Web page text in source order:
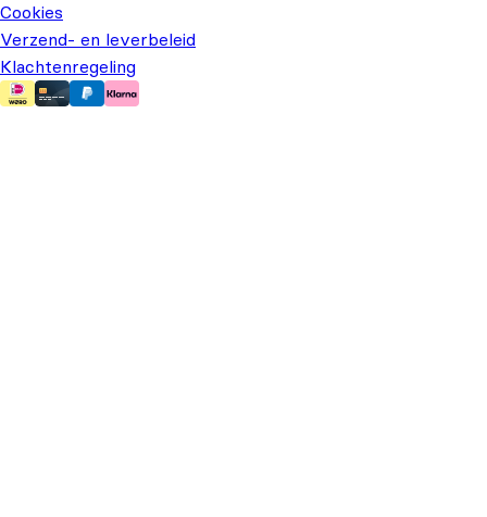
Cookies
Verzend- en leverbeleid
Klachtenregeling